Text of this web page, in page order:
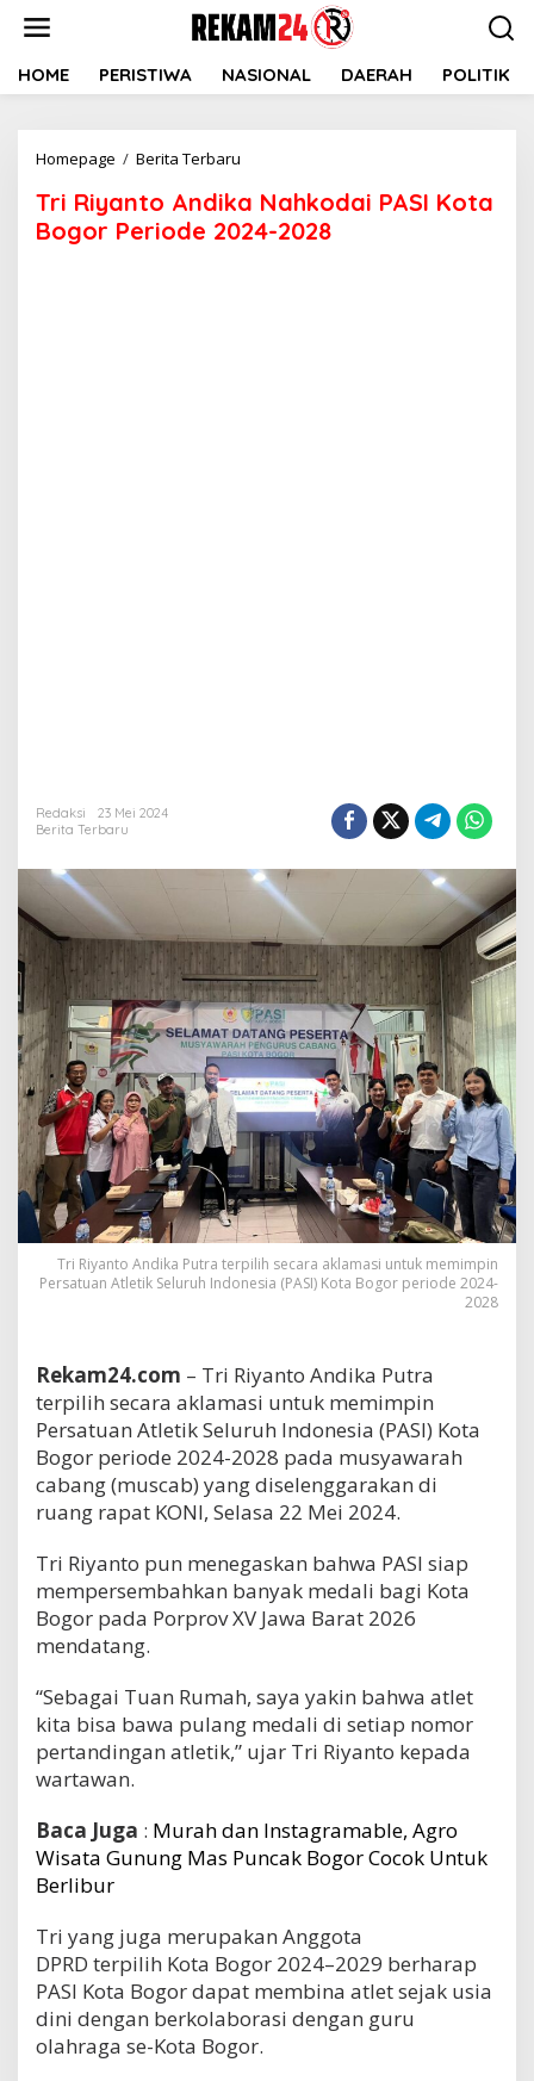
HOME PERISTIWA NASIONAL DAERAH POLITIK
Homepage / Berita Terbaru
Andika
Nahkodai
Tri Riyanto Andika Nahkodai PASI Kota
Bogor Periode 2024-2028
Redaksi
23 Mei 2024
Berita Terbaru
Tri Riyanto Andika Putra terpilih secara aklamasi untuk memimpin
Persatuan Atletik Seluruh Indonesia (PASI) Kota Bogor periode 2024-
2028
Rekam24.com – Tri Riyanto Andika Putra
terpilih secara aklamasi untuk memimpin
Persatuan Atletik Seluruh Indonesia (PASI) Kota
Bogor periode 2024-2028 pada musyawarah
cabang (muscab) yang diselenggarakan di
ruang rapat KONI, Selasa 22 Mei 2024.
Tri Riyanto pun menegaskan bahwa PASI siap
mempersembahkan banyak medali bagi Kota
Bogor pada Porprov XV Jawa Barat 2026
mendatang.
“Sebagai Tuan Rumah, saya yakin bahwa atlet
kita bisa bawa pulang medali di setiap nomor
pertandingan atletik,” ujar Tri Riyanto kepada
wartawan.
Baca Juga : Murah dan Instagramable, Agro
Wisata Gunung Mas Puncak Bogor Cocok Untuk
Berlibur
Tri yang juga merupakan Anggota
DPRD terpilih Kota Bogor 2024–2029 berharap
PASI Kota Bogor dapat membina atlet sejak usia
dini dengan berkolaborasi dengan guru
olahraga se-Kota Bogor.